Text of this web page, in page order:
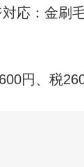
応：金刷
円、税